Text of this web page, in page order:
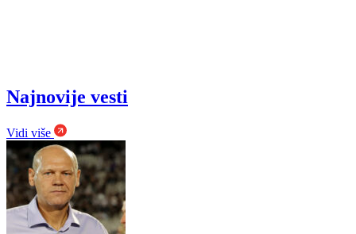
Najnovije vesti
Vidi više